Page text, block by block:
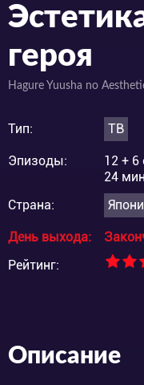
героя
Hagure Yuusha no
Тип: ТВ
Эпизоды:
12 + 6
24
Страна:
День выхода:
Рейтинг:
Описание